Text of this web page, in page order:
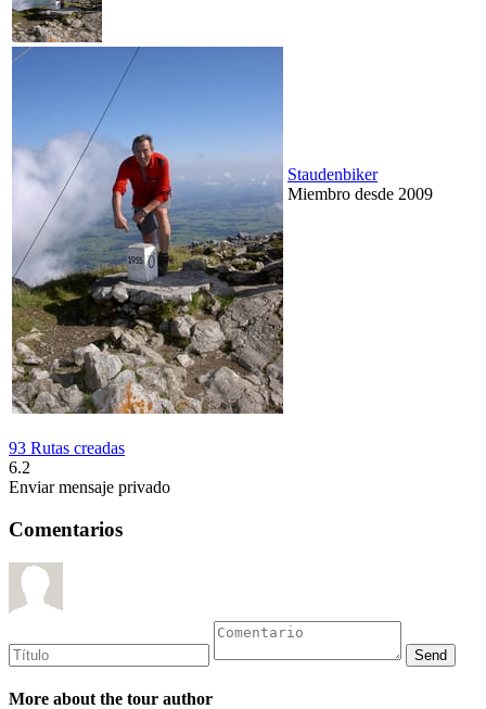
Staudenbiker
Miembro desde 2009
93 Rutas creadas
6.2
Enviar mensaje privado
Comentarios
More about the tour author